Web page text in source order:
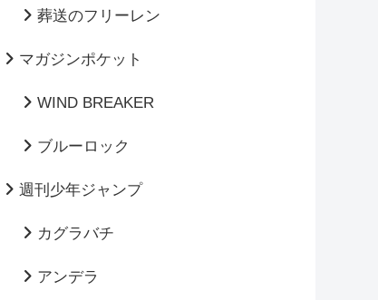
葬送のフリーレン
マガジンポケット
WIND BREAKER
ブルーロック
週刊少年ジャンプ
カグラバチ
アンデラ